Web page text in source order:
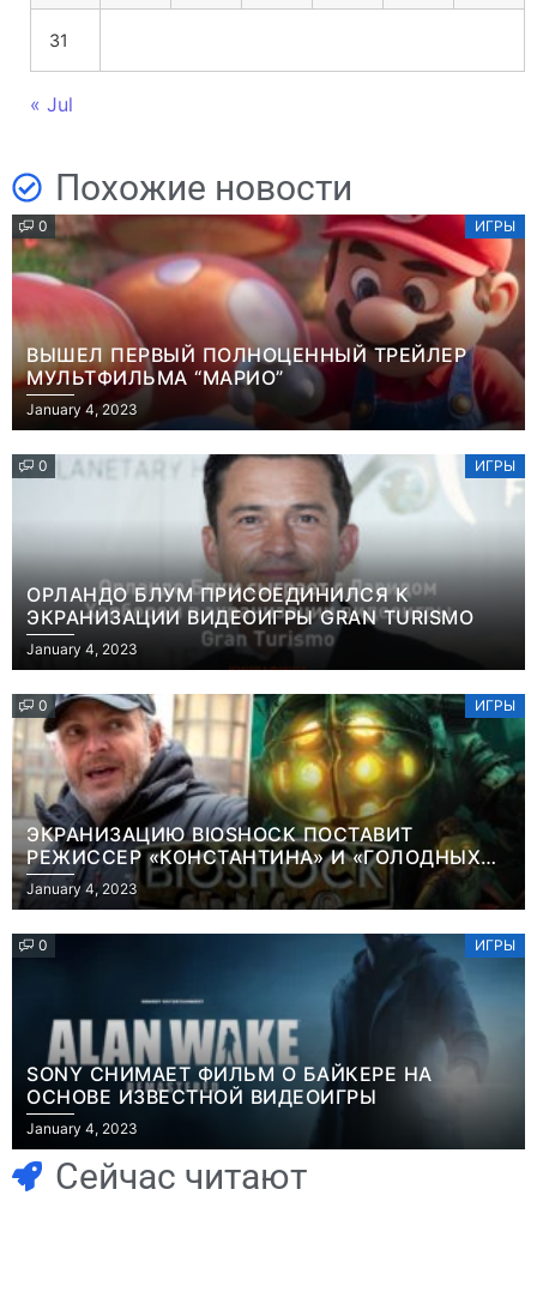
31
« Jul
Похожие новости
0 ИГРЫ
ВЫШЕЛ ПЕРВЫЙ ПОЛНОЦЕННЫЙ ТРЕЙЛЕР
МУЛЬТФИЛЬМА “МАРИО”
January 4, 2023
0 ИГРЫ
ОРЛАНДО БЛУМ ПРИСОЕДИНИЛСЯ К
ЭКРАНИЗАЦИИ ВИДЕОИГРЫ GRAN TURISMO
January 4, 2023
0 ИГРЫ
ЭКРАНИЗАЦИЮ BIOSHOCK ПОСТАВИТ
РЕЖИССЕР «КОНСТАНТИНА» И «ГОЛОДНЫХ
ИГР»
January 4, 2023
0 ИГРЫ
SONY СНИМАЕТ ФИЛЬМ О БАЙКЕРЕ НА
ОСНОВЕ ИЗВЕСТНОЙ ВИДЕОИГРЫ
January 4, 2023
Сейчас читают
Игры
Геймеры
отменяют
Новичок-геймер